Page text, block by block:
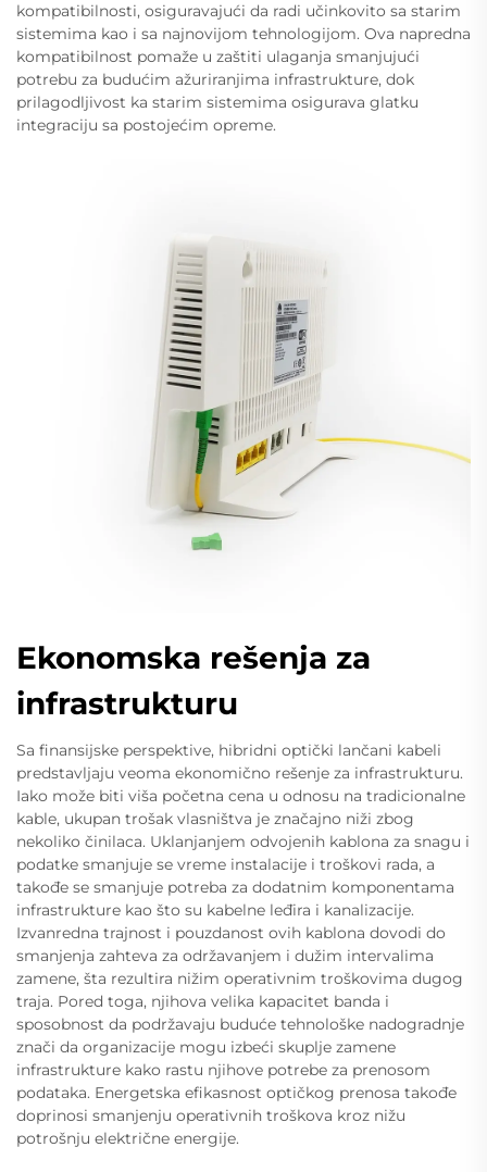
kompatibilnosti, osiguravajući da radi učinkovito sa starim
sistemima kao i sa najnovijom tehnologijom. Ova napredna
kompatibilnost pomaže u zaštiti ulaganja smanjujući
potrebu za budućim ažuriranjima infrastrukture, dok
prilagodljivost ka starim sistemima osigurava glatku
integraciju sa postojećim opreme.
Ekonomska rešenja za
infrastrukturu
Sa finansijske perspektive, hibridni optički lančani kabeli
predstavljaju veoma ekonomično rešenje za infrastrukturu.
Iako može biti viša početna cena u odnosu na tradicionalne
kable, ukupan trošak vlasništva je značajno niži zbog
nekoliko činilaca. Uklanjanjem odvojenih kablona za snagu i
podatke smanjuje se vreme instalacije i troškovi rada, a
takođe se smanjuje potreba za dodatnim komponentama
infrastrukture kao što su kabelne leđira i kanalizacije.
Izvanredna trajnost i pouzdanost ovih kablona dovodi do
smanjenja zahteva za održavanjem i dužim intervalima
zamene, šta rezultira nižim operativnim troškovima dugog
traja. Pored toga, njihova velika kapacitet banda i
sposobnost da podržavaju buduće tehnološke nadogradnje
znači da organizacije mogu izbeći skuplje zamene
infrastrukture kako rastu njihove potrebe za prenosom
podataka. Energetska efikasnost optičkog prenosa takođe
doprinosi smanjenju operativnih troškova kroz nižu
potrošnju električne energije.